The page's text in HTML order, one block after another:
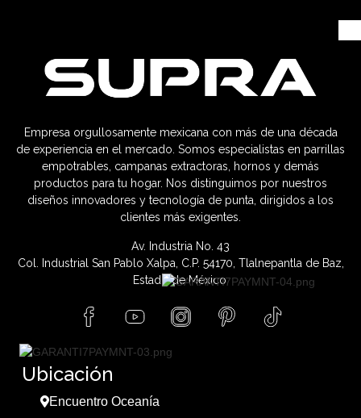
Empresa orgullosamente mexicana con más de una década
de experiencia en el mercado. Somos especialistas en parrillas
empotrables, campanas extractoras, hornos y demás
productos para tu hogar. Nos distinguimos por nuestros
diseños innovadores y tecnología de punta, dirigidos a los
clientes más exigentes.
Av. Industria No. 43
Col. Industrial San Pablo Xalpa, C.P. 54170, Tlalnepantla de Baz,
Estado de México.
Ubicación
Encuentro Oceanía